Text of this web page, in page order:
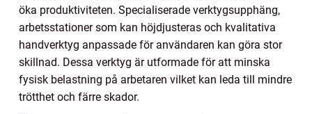
öka produktiviteten. Specialiserade verktygsupphäng,
arbetsstationer som kan höjdjusteras och kvalitativa
handverktyg anpassade för användaren kan göra stor
skillnad. Dessa verktyg är utformade för att minska
fysisk belastning på arbetaren vilket kan leda till mindre
trötthet och färre skador.